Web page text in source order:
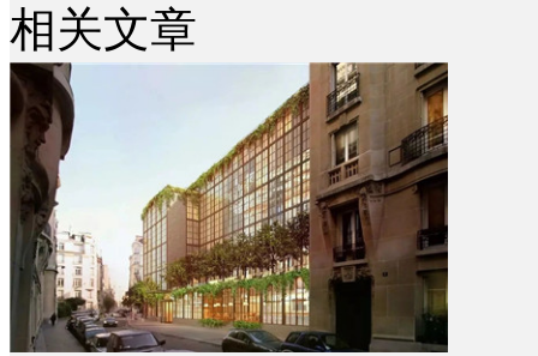
相关文章